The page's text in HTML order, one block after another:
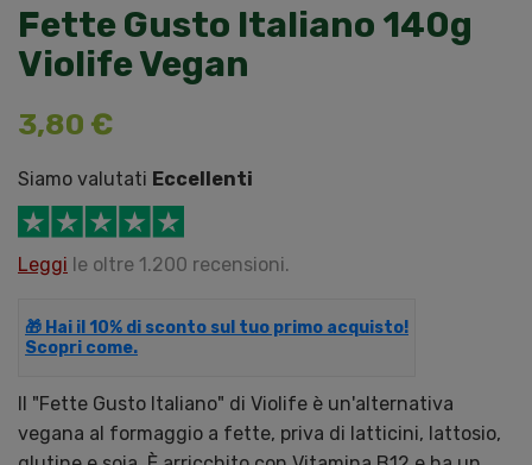
Fette Gusto Italiano 140g
Violife Vegan
3,80 €
Siamo valutati Eccellenti
Leggi le oltre 1.200 recensioni.
🎁 Hai il 10% di sconto sul tuo primo acquisto!
Scopri come.
Il "Fette Gusto Italiano" di Violife è un'alternativa
vegana al formaggio a fette, priva di latticini, lattosio,